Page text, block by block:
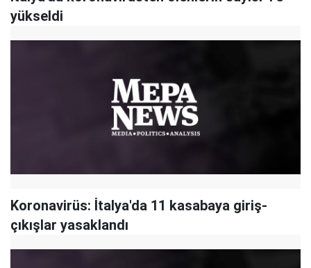
yükseldi
Koronavirüs: İtalya'da 11 kasabaya giriş-
çıkışlar yasaklandı